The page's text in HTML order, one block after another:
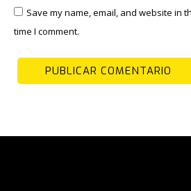
Save my name, email, and website in
time I comment.
PUBLICAR COMENTARIO